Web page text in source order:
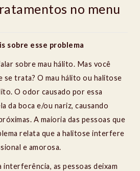
no menu
sobre esse problema
sobre mau hálito. Mas você
se trata? O mau hálito ou halitose
O odor causado por essa
da boca e/ou nariz, causando
A maioria das pessoas que
relata que a halitose interfere
e amorosa.
interferência, as pessoas deixam